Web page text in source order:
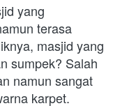
yang
terasa
masjid yang
sumpek? Salah
namun sangat
karpet.